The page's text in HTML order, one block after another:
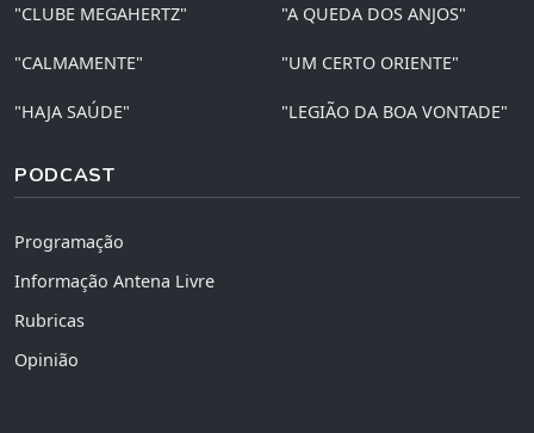
"CLUBE MEGAHERTZ" "A QUEDA DOS ANJOS"
"CALMAMENTE" "UM CERTO ORIENTE"
"HAJA SAÚDE" "LEGIÃO DA BOA VONTADE"
PODCAST
Programação
Informação Antena Livre
Rubricas
Opinião